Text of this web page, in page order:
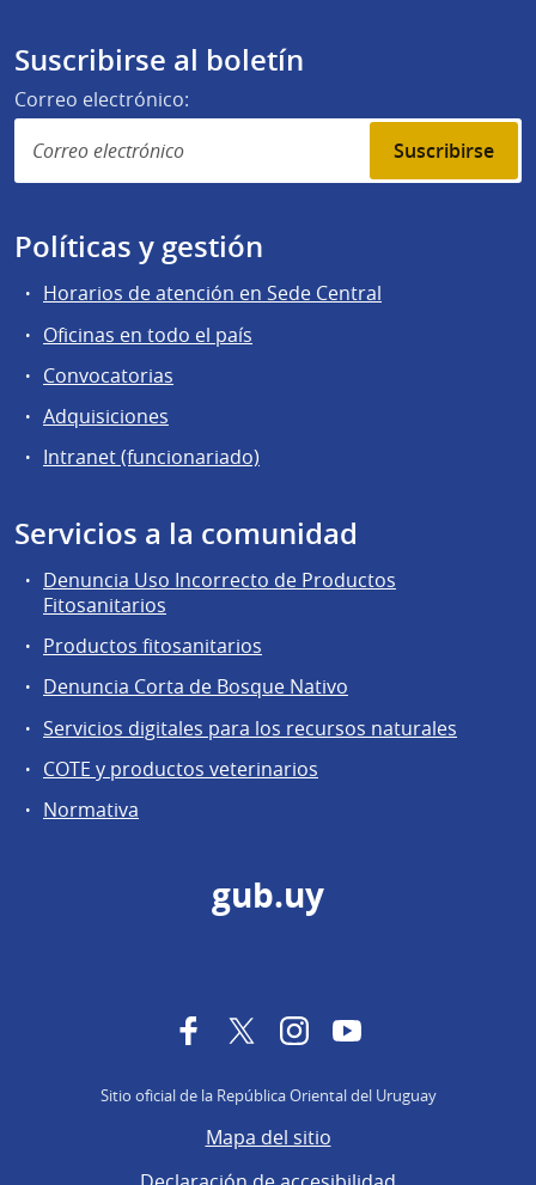
Suscribirse al boletín
Correo electrónico:
Suscribirse
Políticas y gestión
Horarios de atención en Sede Central
Oficinas en todo el país
Convocatorias
Adquisiciones
Intranet (funcionariado)
Servicios a la comunidad
Denuncia Uso Incorrecto de Productos
Fitosanitarios
Productos fitosanitarios
Denuncia Corta de Bosque Nativo
Servicios digitales para los recursos naturales
COTE y productos veterinarios
Normativa
gub.uy
FacebookTwitterInstagramYouTube
Sitio oficial de la República Oriental del Uruguay
Mapa del sitio